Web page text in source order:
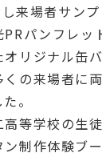
来場者サン
パンフレッ
リジナル缶
の来場者に
。
等学校の生
制作体験ブ